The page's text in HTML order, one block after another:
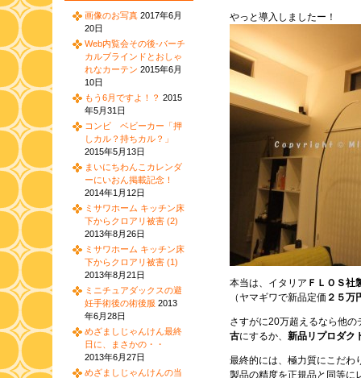
やっと導入しましたー！
本当は、イタリア ＦＬＯＳ社
（ヤマギワで新品定価 ２５万
さすがに20万超えるなら他
古にするか、 新品リプロダク
最終的には、極力質にこだわ
製品の精度を正規品と同等に
画像のお写真 2017年6月
20日
Web内覧会その後-バーチ
カルブラインドとおしゃ
れなカーテン 2015年6月
10日
もう6月ですよ！？ 2015
年5月31日
コンビ ベビーカー「押
しカル？持ちカル？」
2015年5月13日
まいにちわんこカレンダ
ーにいおん掲載記念！
2014年1月12日
ミサワホーム キッチン床
下からクロアリ被害 (2)
2013年8月26日
ミサワホーム キッチン床
下からクロアリ被害 (1)
2013年8月21日
ミニチュアダックスの避
妊手術後の術後服 2013
年6月28日
めざましじゃんけん最終
日に、まさかの・・
2013年6月27日
めざましじゃんけんの当